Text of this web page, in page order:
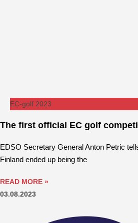
EC-golf 2023
The first official EC golf
EDSO Secretary General Anton Petric
Finland ended up being the
READ MORE »
03.08.2023